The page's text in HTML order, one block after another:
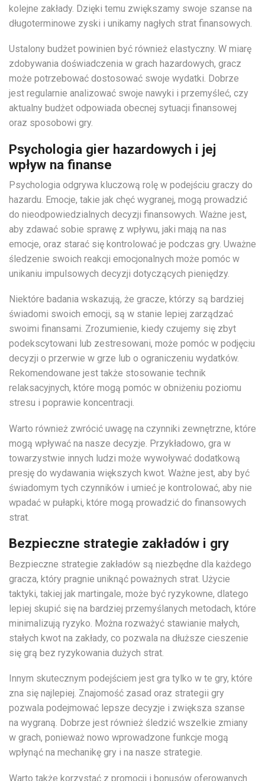
kolejne zakłady. Dzięki temu zwiększamy swoje szanse na
długoterminowe zyski i unikamy nagłych strat finansowych.
Ustalony budżet powinien być również elastyczny. W miarę
zdobywania doświadczenia w grach hazardowych, gracz
może potrzebować dostosować swoje wydatki. Dobrze
jest regularnie analizować swoje nawyki i przemyśleć, czy
aktualny budżet odpowiada obecnej sytuacji finansowej
oraz sposobowi gry.
Psychologia gier hazardowych i jej
wpływ na finanse
Psychologia odgrywa kluczową rolę w podejściu graczy do
hazardu. Emocje, takie jak chęć wygranej, mogą prowadzić
do nieodpowiedzialnych decyzji finansowych. Ważne jest,
aby zdawać sobie sprawę z wpływu, jaki mają na nas
emocje, oraz starać się kontrolować je podczas gry. Uważne
śledzenie swoich reakcji emocjonalnych może pomóc w
unikaniu impulsowych decyzji dotyczących pieniędzy.
Niektóre badania wskazują, że gracze, którzy są bardziej
świadomi swoich emocji, są w stanie lepiej zarządzać
swoimi finansami. Zrozumienie, kiedy czujemy się zbyt
podekscytowani lub zestresowani, może pomóc w podjęciu
decyzji o przerwie w grze lub o ograniczeniu wydatków.
Rekomendowane jest także stosowanie technik
relaksacyjnych, które mogą pomóc w obniżeniu poziomu
stresu i poprawie koncentracji.
Warto również zwrócić uwagę na czynniki zewnętrzne, które
mogą wpływać na nasze decyzje. Przykładowo, gra w
towarzystwie innych ludzi może wywoływać dodatkową
presję do wydawania większych kwot. Ważne jest, aby być
świadomym tych czynników i umieć je kontrolować, aby nie
wpadać w pułapki, które mogą prowadzić do finansowych
strat.
Bezpieczne strategie zakładów i gry
Bezpieczne strategie zakładów są niezbędne dla każdego
gracza, który pragnie uniknąć poważnych strat. Użycie
taktyki, takiej jak martingale, może być ryzykowne, dlatego
lepiej skupić się na bardziej przemyślanych metodach, które
minimalizują ryzyko. Można rozważyć stawianie małych,
stałych kwot na zakłady, co pozwala na dłuższe cieszenie
się grą bez ryzykowania dużych strat.
Innym skutecznym podejściem jest gra tylko w te gry, które
zna się najlepiej. Znajomość zasad oraz strategii gry
pozwala podejmować lepsze decyzje i zwiększa szanse
na wygraną. Dobrze jest również śledzić wszelkie zmiany
w grach, ponieważ nowo wprowadzone funkcje mogą
wpłynąć na mechanikę gry i na nasze strategie.
Warto także korzystać z promocji i bonusów oferowanych